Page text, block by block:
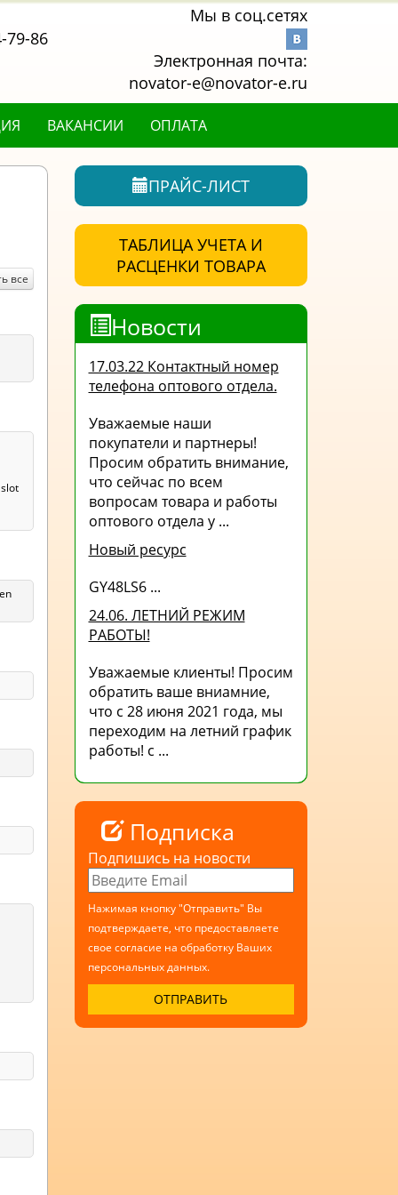
79-86
Мы в соц.сетях
Электронная почта:
novator-e@novator-e.ru
ВАКАНСИИ ОПЛАТА
все
ПРАЙС-ЛИСТ
ТАБЛИЦА УЧЕТА И
РАСЦЕНКИ ТОВАРА
Новости
17.03.22 Контактный номер
телефона оптового отдела.
Уважаемые наши
покупатели и партнеры!
Просим обратить внимание,
что сейчас по всем
вопросам товара и работы
оптового отдела у ...
Новый ресурс
GY48LS6 ...
24.06. ЛЕТНИЙ РЕЖИМ
РАБОТЫ!
Уважаемые клиенты! Просим
обратить ваше вниамние,
что с 28 июня 2021 года, мы
переходим на летний график
работы! с ...
Подписка
Подпишись на новости
Нажимая кнопку "Отправить" Вы
подтверждаете, что предоставляете
свое согласие на обработку Ваших
персональных данных.